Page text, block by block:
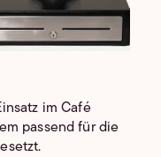
im Café
passend für die